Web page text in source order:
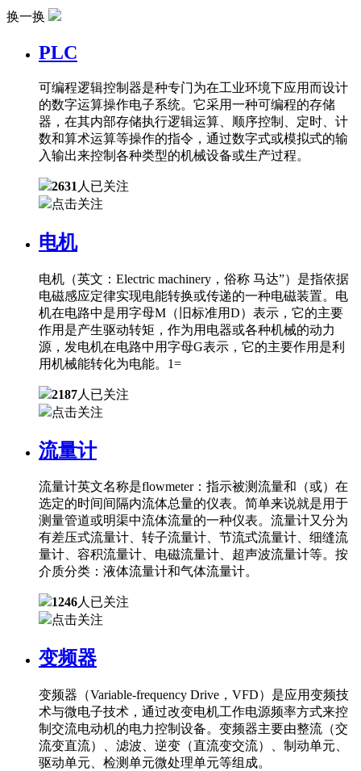
换一换
PLC
可编程逻辑控制器是种专门为在工业环境下应用而设计
的数字运算操作电子系统。它采用一种可编程的存储
器，在其内部存储执行逻辑运算、顺序控制、定时、计
数和算术运算等操作的指令，通过数字式或模拟式的输
入输出来控制各种类型的机械设备或生产过程。
2631 人已关注
点击关注
电机
电机（英文：Electric machinery，俗称 马达”）是指依据
电磁感应定律实现电能转换或传递的一种电磁装置。电
机在电路中是用字母M（旧标准用D）表示，它的主要
作用是产生驱动转矩，作为用电器或各种机械的动力
源，发电机在电路中用字母G表示，它的主要作用是利
用机械能转化为电能。1=
2187人已关注
点击关注
流量计
流量计英文名称是flowmeter：指示被测流量和（或）在
选定的时间间隔内流体总量的仪表。简单来说就是用于
测量管道或明渠中流体流量的一种仪表。流量计又分为
有差压式流量计、转子流量计、节流式流量计、细缝流
量计、容积流量计、电磁流量计、超声波流量计等。按
介质分类：液体流量计和气体流量计。
1246人已关注
点击关注
变频器
变频器（Variable-frequency Drive，VFD）是应用变频技
术与微电子技术，通过改变电机工作电源频率方式来控
制交流电动机的电力控制设备。变频器主要由整流（交
流变直流）、滤波、逆变（直流变交流）、制动单元、
驱动单元、检测单元微处理单元等组成。